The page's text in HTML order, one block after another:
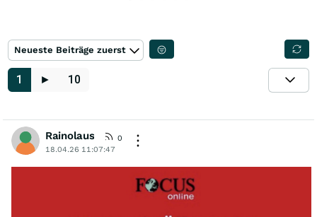
Neueste Beiträge zuerst
1 ► 10
Rainolaus
0
18.04.26 11:07:47